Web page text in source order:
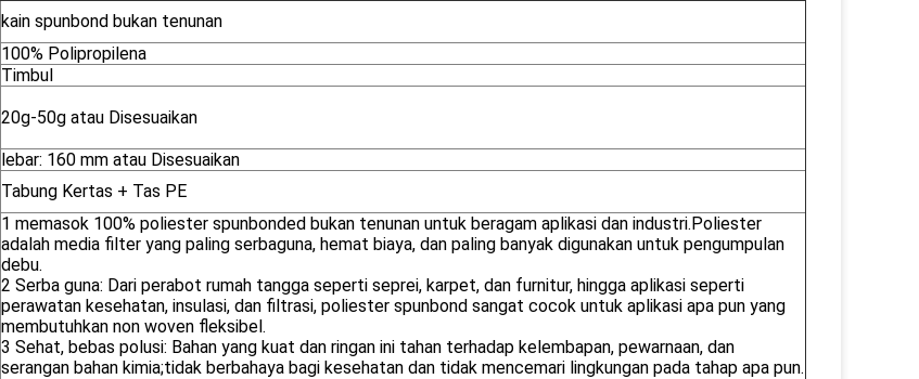
kain spunbond bukan tenunan
100% Polipropilena
Timbul
20g-50g atau Disesuaikan
lebar: 160 mm atau Disesuaikan
Tabung Kertas + Tas PE
1 memasok 100% poliester spunbonded bukan tenunan untuk beragam aplikasi dan industri.Poliester
adalah media filter yang paling serbaguna, hemat biaya, dan paling banyak digunakan untuk pengumpulan
debu.
2 Serba guna: Dari perabot rumah tangga seperti seprei, karpet, dan furnitur, hingga aplikasi seperti
perawatan kesehatan, insulasi, dan filtrasi, poliester spunbond sangat cocok untuk aplikasi apa pun yang
membutuhkan non woven fleksibel.
3 Sehat, bebas polusi: Bahan yang kuat dan ringan ini tahan terhadap kelembapan, pewarnaan, dan
serangan bahan kimia;tidak berbahaya bagi kesehatan dan tidak mencemari lingkungan pada tahap apa pun.